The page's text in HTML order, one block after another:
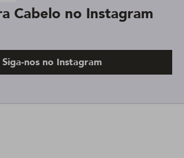
Cabelo no Instagram
Siga-nos no Instagram